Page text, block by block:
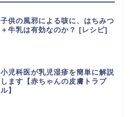
子供の風邪による咳に、はちみつ
＋牛乳は有効なのか？ [レシピ]
小児科医が乳児湿疹を簡単に解説
します【赤ちゃんの皮膚トラブ
ル】